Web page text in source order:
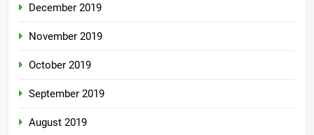
December 2019
November 2019
October 2019
September 2019
August 2019